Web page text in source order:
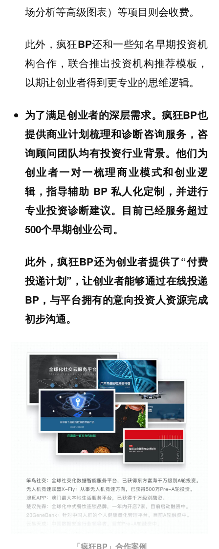
场分析等高级图表）等项目则会收费。
此外，疯狂BP还和一些知名早期投资机
构合作，联合推出投资机构推荐模板，
以期让创业者得到更专业的思维逻辑。
为了满足创业者的深层需求。疯狂BP也
提供商业计划梳理和诊断咨询服务，咨
询顾问团队均有投资行业背景。他们为
创业者一对一梳理商业模式和创业逻
辑，指导辅助 BP 私人化定制，并进行
专业投资诊断建议。目前已经服务超过
500个早期创业公司。
此外，疯狂BP还为创业者提供了“付费
投递计划”，让创业者能够通过在线投递
BP，与平台拥有的意向投资人资源完成
初步沟通。
「疯狂BP」合作案例